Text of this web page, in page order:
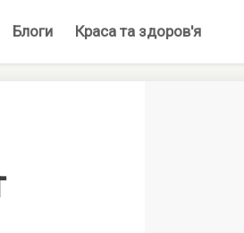
Блоги Краса та здоров'я